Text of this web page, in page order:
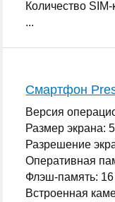
Количество SIM-
...
Смартфон
Версия
Размер экрана:
Разрешение
Оперативная
Флэш-память:
Встроенная